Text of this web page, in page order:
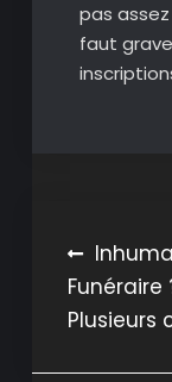
pas
faut
de
Funéraire
Plusieurs